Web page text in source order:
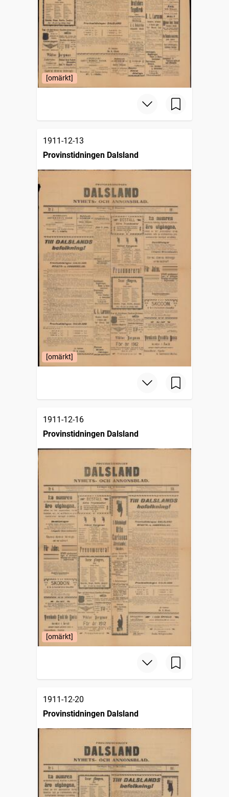
[omärkt]
1911-12-13
Provinstidningen Dalsland
[omärkt]
1911-12-16
Provinstidningen Dalsland
[omärkt]
1911-12-20
Provinstidningen Dalsland